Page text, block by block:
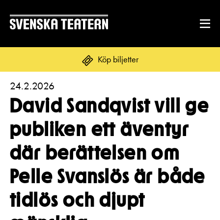
Köp biljetter
Suomi
REPERTOAR & BILJETTER
Repertoar
Kalender
Kundtjänst
Biljetter
DITT BESÖK
Mat & dryck
Publikarbete
Textning
GRUPPER & FÖRETAG
Grupper & teaterombud
OM SVENSKA TEATERN
David Sandqvist vill ge
publiken ett äventyr
där berättelsen om
Pelle Svanslös är både
tidlös och djupt
24.2.2026